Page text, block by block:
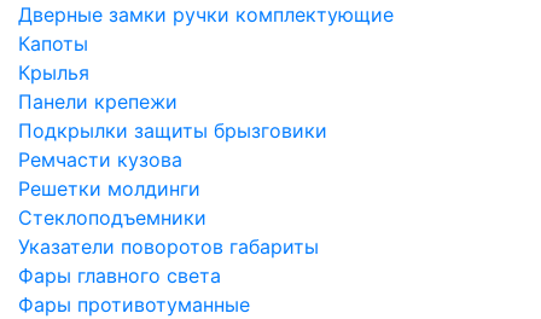
Дверные замки ручки комплектующие
Капоты
Крылья
Панели крепежи
Подкрылки защиты брызговики
Ремчасти кузова
Решетки молдинги
Стеклоподъемники
Указатели поворотов габариты
Фары главного света
Фары противотуманные